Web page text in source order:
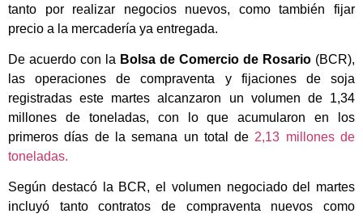
tanto por realizar negocios nuevos, como también fijar
precio a la mercadería ya entregada.
De acuerdo con la Bolsa de Comercio de Rosario (BCR),
las operaciones de compraventa y fijaciones de soja
registradas este martes alcanzaron un volumen de 1,34
millones de toneladas, con lo que acumularon en los
primeros días de la semana un total de 2,13 millones de
toneladas.
Según destacó la BCR, el volumen negociado del martes
incluyó tanto contratos de compraventa nuevos como